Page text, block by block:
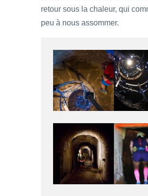
retour sous la chaleur, qui
peu à nous assommer.